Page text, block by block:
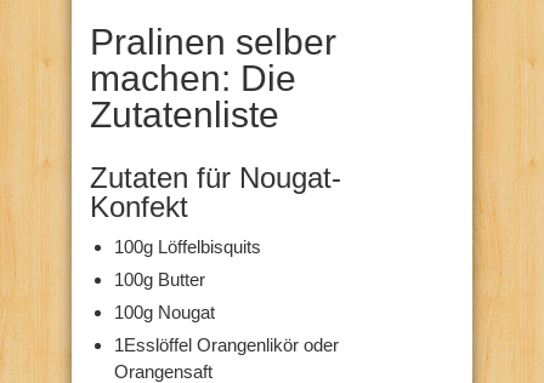
Pralinen selber
machen: Die
Zutatenliste
Zutaten für Nougat-
Konfekt
100g Löffelbisquits
100g Butter
100g Nougat
1Esslöffel Orangenlikör oder
Orangensaft